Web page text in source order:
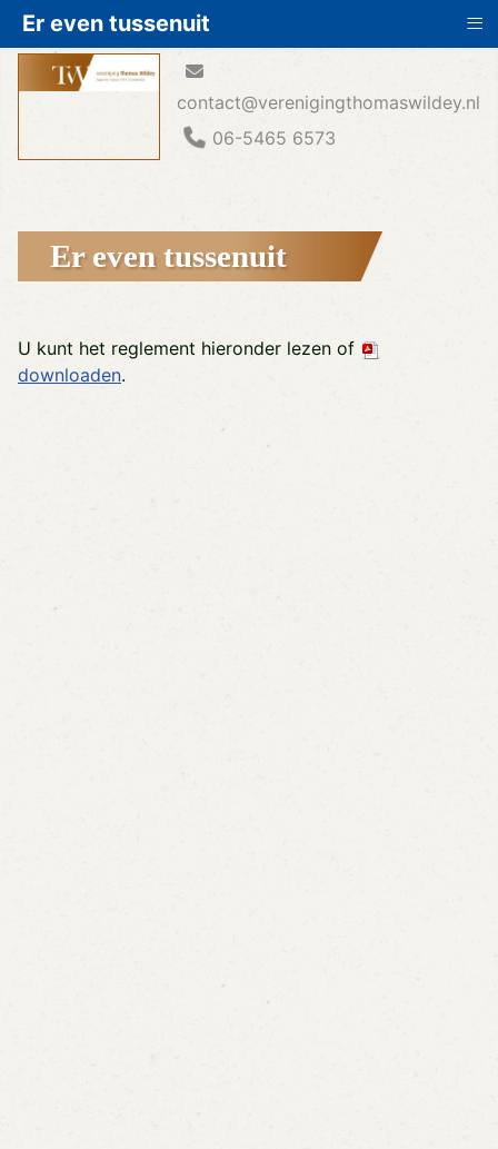
contact@verenigingthomaswildey.nl
06-5465 6573
Er even tussenuit
U kunt het reglement hieronder lezen of
downloaden.
Er even tussenuit ≡